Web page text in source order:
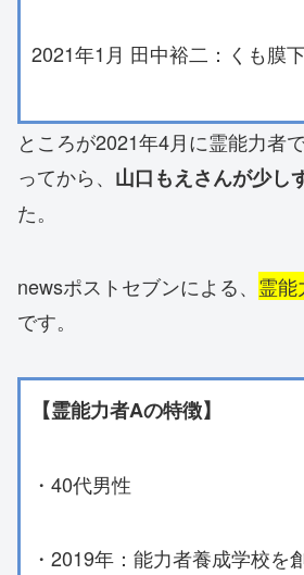
2021年1月 田中裕二：くも膜
ところが2021年4月に霊能力者
ってから、 山口もえさんが少し
た。
newsポストセブンによる、 霊能
です。
【霊能力者Aの特徴】
・40代男性
・2019年：能力者養成学校を